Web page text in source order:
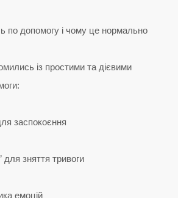
по допомогу і чому це нормально
із простими та дієвими
заспокоєння
для зняття тривоги
емоцій